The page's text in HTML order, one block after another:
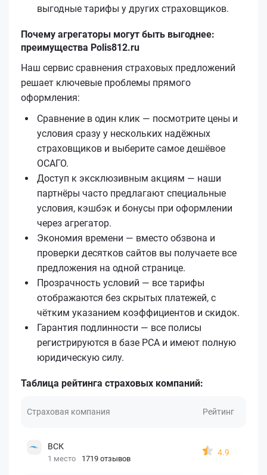
выгодные тарифы у других страховщиков.
Почему агрегаторы могут быть выгоднее:
преимущества Polis812.ru
Наш сервис сравнения страховых предложений
решает ключевые проблемы прямого
оформления:
Сравнение в один клик — посмотрите цены и
условия сразу у нескольких надёжных
страховщиков и выберите самое дешёвое
ОСАГО.
Доступ к эксклюзивным акциям — наши
партнёры часто предлагают специальные
условия, кэшбэк и бонусы при оформлении
через агрегатор.
Экономия времени — вместо обзвона и
проверки десятков сайтов вы получаете все
предложения на одной странице.
Прозрачность условий — все тарифы
отображаются без скрытых платежей, с
чётким указанием коэффициентов и скидок.
Гарантия подлинности — все полисы
регистрируются в базе РСА и имеют полную
юридическую силу.
Таблица рейтинга страховых компаний:
Страховая компания Рейтинг
ВСК
1 место 1719 отзывов
4.9